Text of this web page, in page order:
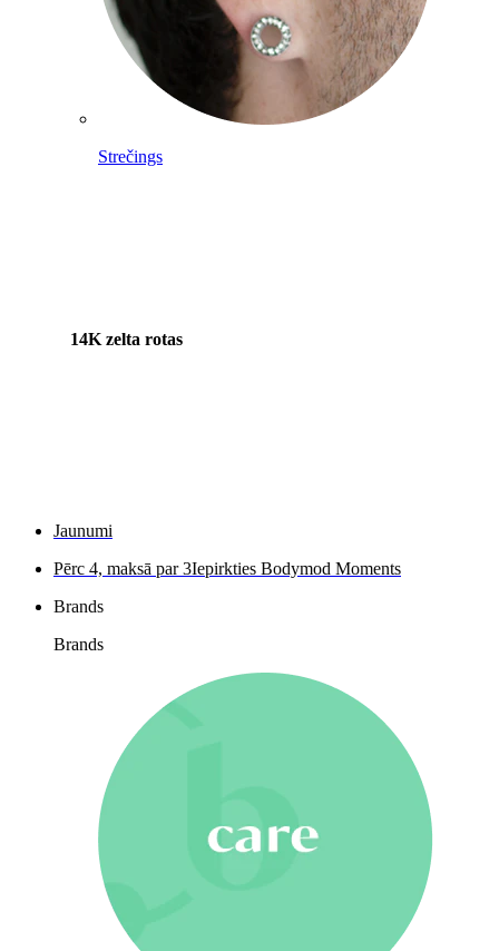
Strečings
14K zelta rotas
Jaunumi
Pērc 4, maksā par 3Iepirkties Bodymod Moments
Brands
Brands